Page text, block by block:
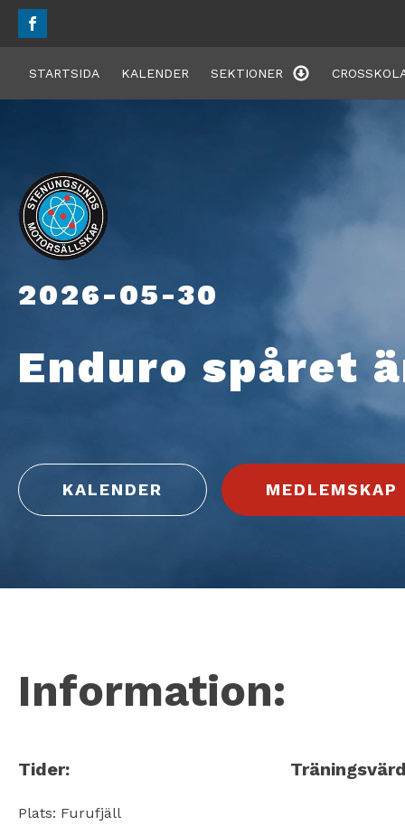
STARTSIDA KALENDER SEKTIONER
2026-05-30
Enduro spåret
KALENDER MEDLEMSKAP
Information:
Tider:
Plats: Furufjäll